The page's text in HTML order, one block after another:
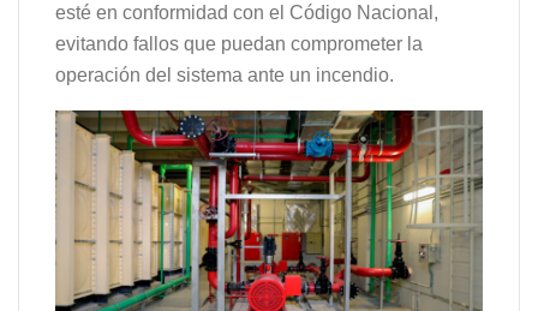
esté en conformidad con el Código Nacional,
evitando fallos que puedan comprometer la
operación del sistema ante un incendio.